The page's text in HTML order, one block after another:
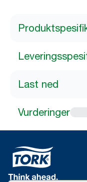
Last ned
Vurderinger